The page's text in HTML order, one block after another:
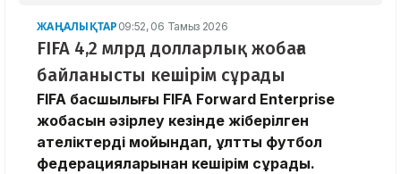
ЖАҢАЛЫҚТАР 09:52, 06 Тамыз 2026
FIFA 4,2 млрд долларлық жобаға
байланысты кешірім сұрады
FIFA басшылығы FIFA Forward Enterprise
жобасын әзірлеу кезінде жіберілген
қателіктерді мойындап, ұлттық футбол
федерацияларынан кешірім сұрады.